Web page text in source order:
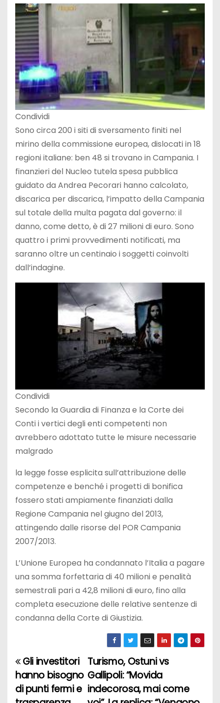
Condividi
Sono circa 200 i siti di sversamento finiti nel
mirino della commissione europea, dislocati in 18
regioni italiane: ben 48 si trovano in Campania. I
finanzieri del Nucleo tutela spesa pubblica
guidato da Andrea Pecorari hanno calcolato,
discarica per discarica, l’impatto della Campania
sul totale della multa pagata dal governo: il
danno, come detto, è di 27 milioni di euro. Sono
quattro i primi provvedimenti notificati, ma
saranno oltre un centinaio i soggetti coinvolti
dall’indagine.
Condividi
Secondo la Guardia di Finanza e la Corte dei
Conti i vertici degli enti competenti non
avrebbero adottato tutte le misure necessarie
malgrado
la legge fosse esplicita sull’attribuzione delle
competenze e benché i progetti di bonifica
fossero stati ampiamente finanziati dalla
Regione Campania nel giugno del 2013,
attingendo dalle risorse del POR Campania
2007/2013.
L’Unione Europea ha condannato l’Italia a pagare
una somma forfettaria di 40 milioni e penalità
semestrali pari a 42,8 milioni di euro, fino alla
completa esecuzione delle relative sentenze di
condanna della Corte di Giustizia.
N
a
Turismo, Ostuni vs
Gallipoli: “Movida
indecorosa, mai come
Gli investitori
hanno bisogno
di punti fermi e